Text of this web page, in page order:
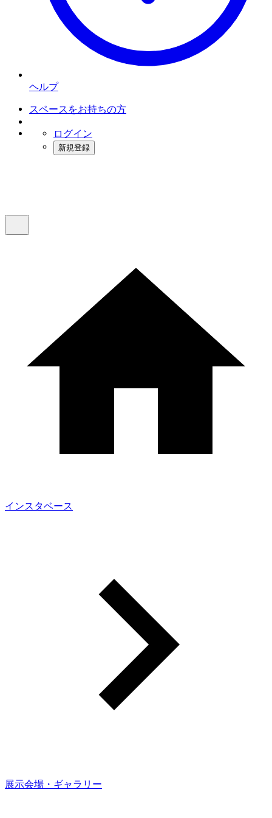
ヘルプ
スペースをお持ちの方
ログイン
新規登録
インスタベース
展示会場・ギャラリー